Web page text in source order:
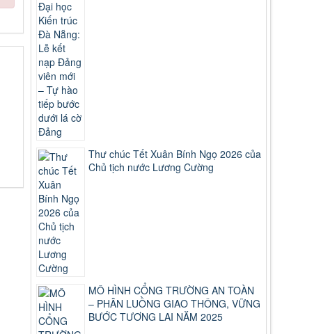
Thư chúc Tết Xuân Bính Ngọ 2026 của
Chủ tịch nước Lương Cường
MÔ HÌNH CỔNG TRƯỜNG AN TOÀN
– PHÂN LUỒNG GIAO THÔNG, VỮNG
BƯỚC TƯƠNG LAI NĂM 2025